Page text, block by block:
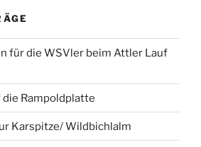
für die WSVler beim Attler Lauf
Rampoldplatte
Karspitze/ Wildbichlalm